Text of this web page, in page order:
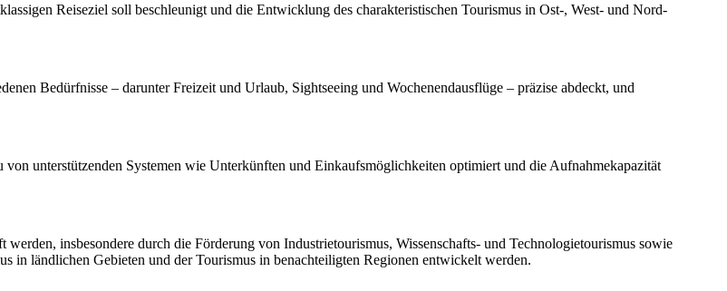
Reiseziel soll beschleunigt und die Entwicklung des charakteristischen Tourismus in Ost-, West- und Nord-
Bedürfnisse – darunter Freizeit und Urlaub, Sightseeing und Wochenendausflüge – präzise abdeckt, und
unterstützenden Systemen wie Unterkünften und Einkaufsmöglichkeiten optimiert und die Aufnahmekapazität
insbesondere durch die Förderung von Industrietourismus, Wissenschafts- und Technologietourismus sowie
in ländlichen Gebieten und der Tourismus in benachteiligten Regionen entwickelt werden.